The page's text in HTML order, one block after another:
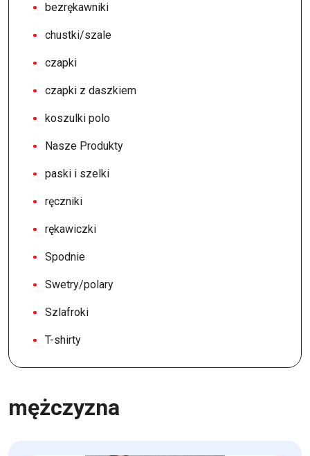
bezrękawniki
chustki/szale
czapki
czapki z daszkiem
koszulki polo
Nasze Produkty
paski i szelki
ręczniki
rękawiczki
Spodnie
Swetry/polary
Szlafroki
T-shirty
mężczyzna